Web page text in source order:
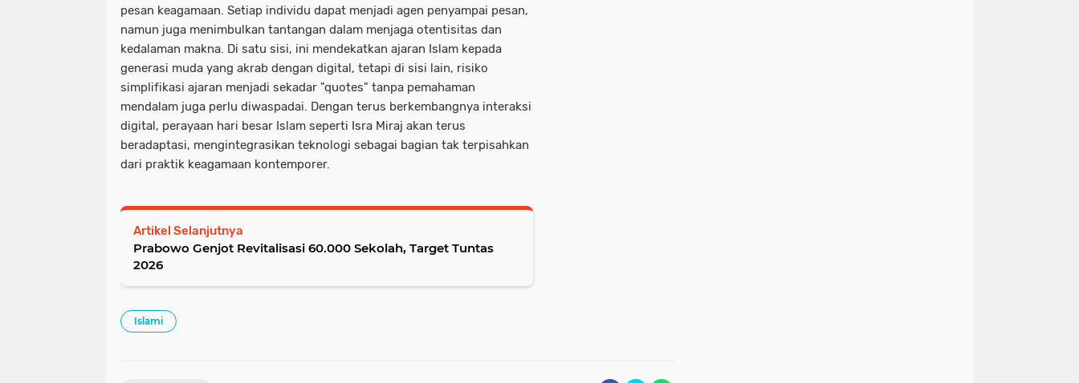
pesan keagamaan. Setiap individu dapat menjadi agen penyampai pesan,
namun juga menimbulkan tantangan dalam menjaga otentisitas dan
kedalaman makna. Di satu sisi, ini mendekatkan ajaran Islam kepada
generasi muda yang akrab dengan digital, tetapi di sisi lain, risiko
simplifikasi ajaran menjadi sekadar "quotes" tanpa pemahaman
mendalam juga perlu diwaspadai. Dengan terus berkembangnya interaksi
digital, perayaan hari besar Islam seperti Isra Miraj akan terus
beradaptasi, mengintegrasikan teknologi sebagai bagian tak terpisahkan
dari praktik keagamaan kontemporer.
Artikel Selanjutnya
Prabowo Genjot Revitalisasi 60.000 Sekolah, Target Tuntas
2026
Islami